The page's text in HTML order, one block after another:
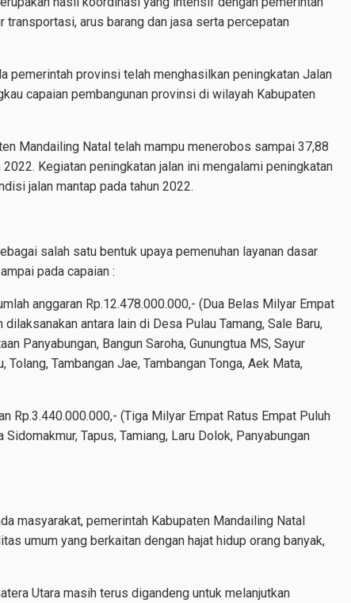
transportasi, arus barang dan jasa serta percepatan
pemerintah provinsi telah menghasilkan peningkatan Jalan
capaian pembangunan provinsi di wilayah Kabupaten
Mandailing Natal telah mampu menerobos sampai 37,88
Kegiatan peningkatan jalan ini mengalami peningkatan
jalan mantap pada tahun 2022.
salah satu bentuk upaya pemenuhan layanan dasar
pada capaian :
anggaran Rp.12.478.000.000,- (Dua Belas Milyar Empat
antara lain di Desa Pulau Tamang, Sale Baru,
Panyabungan, Bangun Saroha, Gunungtua MS, Sayur
Tambangan Jae, Tambangan Tonga, Aek Mata,
Rp.3.440.000.000,- (Tiga Milyar Empat Ratus Empat Puluh
Tapus, Tamiang, Laru Dolok, Panyabungan
masyarakat, pemerintah Kabupaten Mandailing Natal
umum yang berkaitan dengan hajat hidup orang banyak,
Utara masih terus digandeng untuk melanjutkan